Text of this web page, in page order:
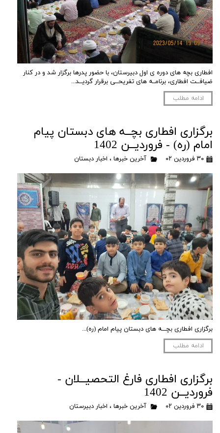
افطاری بچه های دوره ی اول دبیرستان، با حضور پدرها برگزار شد و در کنار
ضیافــت افطاری، برنامــه های تفریحــی برقرار گردیــد...
ادامه مطلب
برگزاری افطاری بچــه های دبستان پیام
امام (ره) - فروردیــن 1402
۳۰ فروردین ۰۲ آخرین خبرها ، اخبار دبستان
برگزاری افطاری بچـــه های دبستان پیام امام (ره)...
ادامه مطلب
برگزاری افطاری فارغ التحصیــلان -
فروردیــن 1402
۳۰ فروردین ۰۲ آخرین خبرها ، اخبار دبیرستان